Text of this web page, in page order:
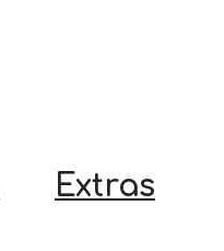
Extras